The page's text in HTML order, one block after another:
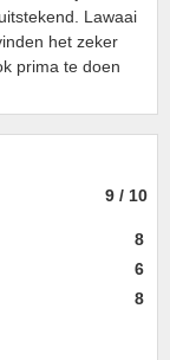
Lawaai
het zeker
prima te doen
9 / 10
8
6
8